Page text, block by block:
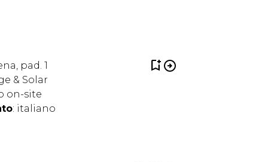
pad. 1
& Solar
on-site
: italiano
bookmark_add arrow_circle_right